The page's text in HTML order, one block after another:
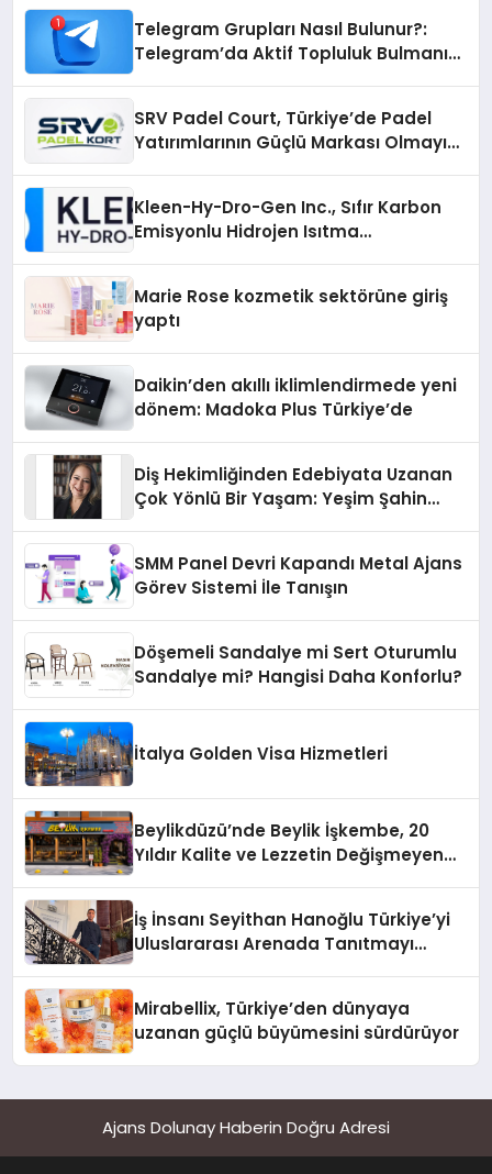
Telegram Grupları Nasıl Bulunur?:
Telegram’da Aktif Topluluk Bulmanın
SRV Padel Court, Türkiye’de Padel
Yatırımlarının Güçlü Markası Olmayı
Kleen-Hy-Dro-Gen Inc., Sıfır Karbon
Emisyonlu Hidrojen Isıtma
Marie Rose kozmetik sektörüne giriş
yaptı
Daikin’den akıllı iklimlendirmede yeni
dönem: Madoka Plus Türkiye’de
Diş Hekimliğinden Edebiyata Uzanan
Çok Yönlü Bir Yaşam: Yeşim Şahin
SMM Panel Devri Kapandı Metal Ajans
Görev Sistemi İle Tanışın
Döşemeli Sandalye mi Sert Oturumlu
Sandalye mi? Hangisi Daha Konforlu?
İtalya Golden Visa Hizmetleri
Beylikdüzü’nde Beylik İşkembe, 20
Yıldır Kalite ve Lezzetin Değişmeyen
İş İnsanı Seyithan Hanoğlu Türkiye’yi
Uluslararası Arenada Tanıtmayı
Mirabellix, Türkiye’den dünyaya
uzanan güçlü büyümesini sürdürüyor
Ajans Dolunay Haberin Doğru Adresi